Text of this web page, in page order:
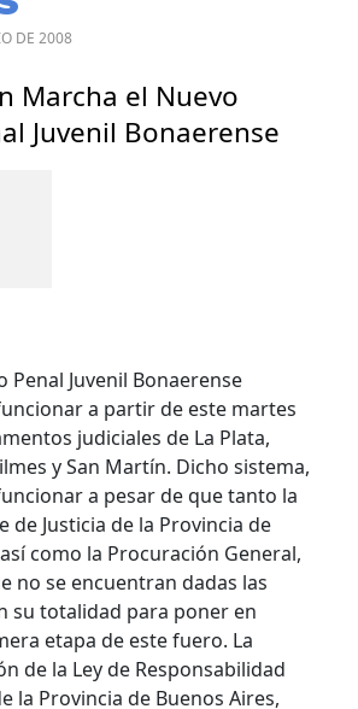
DE 2008
Marcha el Nuevo
Juvenil Bonaerense
Penal Juvenil Bonaerense
a partir de este martes
judiciales de La Plata,
y San Martín. Dicho sistema,
a pesar de que tanto la
de Justicia de la Provincia de
como la Procuración General,
no se encuentran dadas las
su totalidad para poner en
etapa de este fuero. La
de la Ley de Responsabilidad
la Provincia de Buenos Aires,